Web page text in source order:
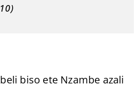
biso ete Nzambe azali